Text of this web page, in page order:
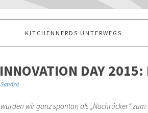
KITCHENNERDS UNTERWEGS
DAY
Sandra
wir ganz spontan als „Nachrücker“ zum